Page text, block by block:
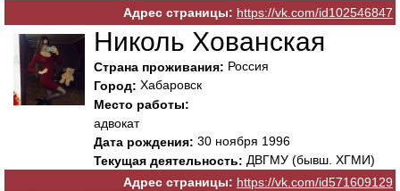
Адрес страницы: https://vk.com/id102546847
Николь Хованская
Страна проживания: Россия
Город: Хабаровск
Место работы:
адвокат
Дата рождения: 30 ноября 1996
Текущая деятельность: ДВГМУ (бывш. ХГМИ)
Адрес страницы: https://vk.com/id571609129